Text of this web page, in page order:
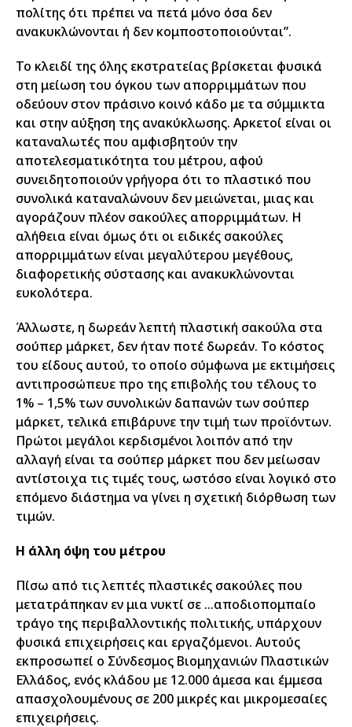
πολίτης ότι πρέπει να πετά μόνο όσα δεν
ανακυκλώνονται ή δεν κομποστοποιούνται”.
Το κλειδί της όλης εκστρατείας βρίσκεται φυσικά
στη μείωση του όγκου των απορριμμάτων που
οδεύουν στον πράσινο κοινό κάδο με τα σύμμικτα
και στην αύξηση της ανακύκλωσης. Αρκετοί είναι οι
καταναλωτές που αμφισβητούν την
αποτελεσματικότητα του μέτρου, αφού
συνειδητοποιούν γρήγορα ότι το πλαστικό που
συνολικά καταναλώνουν δεν μειώνεται, μιας και
αγοράζουν πλέον σακούλες απορριμμάτων. Η
αλήθεια είναι όμως ότι οι ειδικές σακούλες
απορριμμάτων είναι μεγαλύτερου μεγέθους,
διαφορετικής σύστασης και ανακυκλώνονται
ευκολότερα.
Άλλωστε, η δωρεάν λεπτή πλαστική σακούλα στα
σούπερ μάρκετ, δεν ήταν ποτέ δωρεάν. Το κόστος
του είδους αυτού, το οποίο σύμφωνα με εκτιμήσεις
αντιπροσώπευε προ της επιβολής του τέλους το
1% – 1,5% των συνολικών δαπανών των σούπερ
μάρκετ, τελικά επιβάρυνε την τιμή των προϊόντων.
Πρώτοι μεγάλοι κερδισμένοι λοιπόν από την
αλλαγή είναι τα σούπερ μάρκετ που δεν μείωσαν
αντίστοιχα τις τιμές τους, ωστόσο είναι λογικό στο
επόμενο διάστημα να γίνει η σχετική διόρθωση των
τιμών.
Η άλλη όψη του μέτρου
Πίσω από τις λεπτές πλαστικές σακούλες που
μετατράπηκαν εν μια νυκτί σε …αποδιοπομπαίο
τράγο της περιβαλλοντικής πολιτικής, υπάρχουν
φυσικά επιχειρήσεις και εργαζόμενοι. Αυτούς
εκπροσωπεί ο Σύνδεσμος Βιομηχανιών Πλαστικών
Ελλάδος, ενός κλάδου με 12.000 άμεσα και έμμεσα
απασχολουμένους σε 200 μικρές και μικρομεσαίες
επιχειρήσεις.